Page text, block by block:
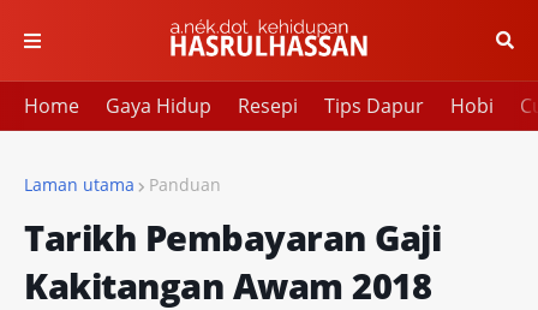
Home Gaya Hidup Resepi Tips Dapur Hobi
Laman utama Panduan
Tarikh Pembayaran Gaji
Kakitangan Awam 2018